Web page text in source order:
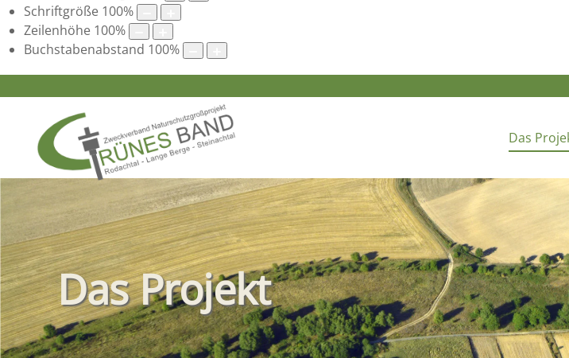
Schriftgröße 100%
Zeilenhöhe 100%
Buchstabenabstand 100%
Das
Das Projekt